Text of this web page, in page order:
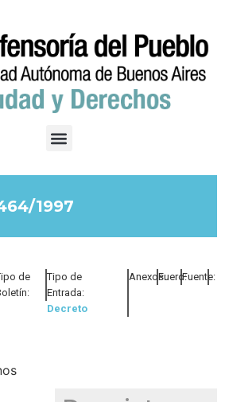
1997
de
Tipo de
Entrada:
Decreto
Anexos:Fuero:Fuente: